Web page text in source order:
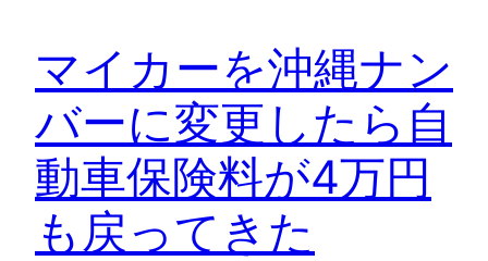
マイカーを沖縄ナン
バーに変更したら自
動車保険料が4万円
も戻ってきた